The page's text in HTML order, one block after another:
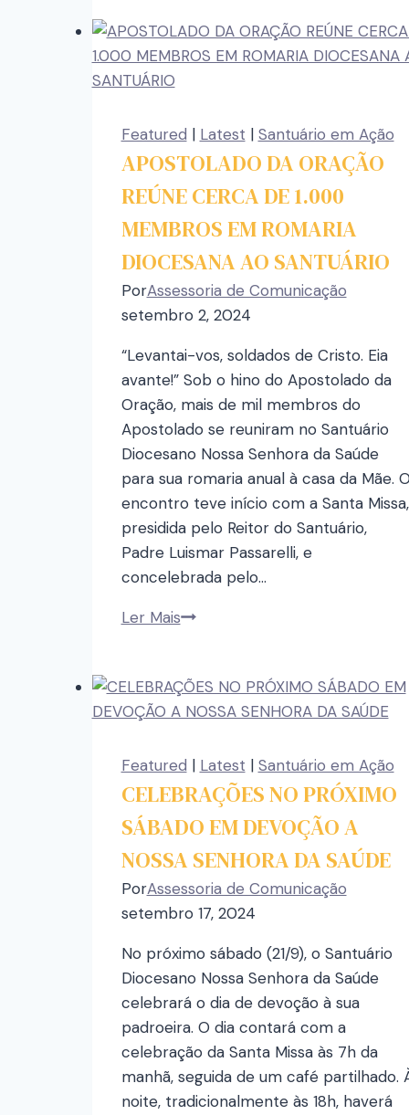
Featured | Latest | Santuário em Ação
APOSTOLADO DA ORAÇÃO
REÚNE CERCA DE 1.000
MEMBROS EM ROMARIA
DIOCESANA AO SANTUÁRIO
PorAssessoria de Comunicação
setembro 2, 2024
“Levantai-vos, soldados de Cristo. Eia
avante!” Sob o hino do Apostolado da
Oração, mais de mil membros do
Apostolado se reuniram no Santuário
Diocesano Nossa Senhora da Saúde
para sua romaria anual à casa da Mãe.
encontro teve início com a Santa Missa,
presidida pelo Reitor do Santuário,
Padre Luismar Passarelli, e
concelebrada pelo…
Ler Mais
Featured | Latest | Santuário em Ação
CELEBRAÇÕES NO PRÓXIMO
SÁBADO EM DEVOÇÃO A
NOSSA SENHORA DA SAÚDE
PorAssessoria de Comunicação
setembro 17, 2024
No próximo sábado (21/9), o Santuário
Diocesano Nossa Senhora da Saúde
celebrará o dia de devoção à sua
padroeira. O dia contará com a
celebração da Santa Missa às 7h da
manhã, seguida de um café partilhado.
noite, tradicionalmente às 18h, haverá